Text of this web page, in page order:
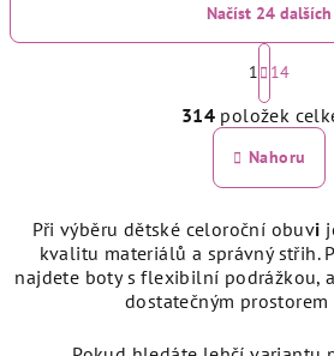
O
v
l
á
a
c
í
p
r
Načíst 24 dalších
S
t
r
á
n
k
o
á
n
í
1 14
314 položek
Nahoru
Při výběru dětské celoroční obuvi
kvalitu materiálů a správný střih.
najdete boty s flexibilní podrážkou,
dostatečným prostorem